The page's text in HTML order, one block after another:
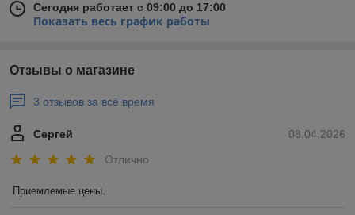
Сегодня работает с 09:00 до 17:00
Показать весь график работы
Отзывы о магазине
3 отзывов за всё время
08.04.2026
Сергей
Отлично
Приемлемые цены.